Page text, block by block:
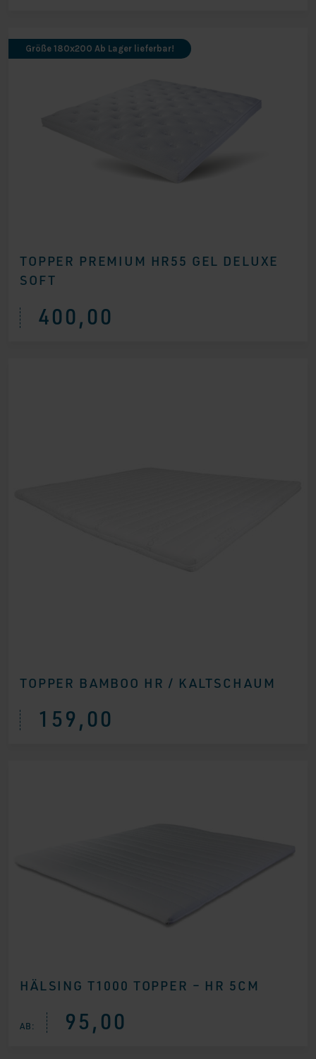
TOPPER PREMIUM HR55 GEL DELUXE
SOFT
Größe 180x200 Ab Lager lieferbar!
400,00
TOPPER BAMBOO HR / KALTSCHAUM
159,00
HÄLSING T1000 TOPPER – HR 5CM
AB: 95,00